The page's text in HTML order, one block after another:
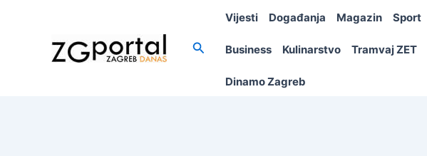
Search
Vijesti Događanja Magazin Sport
Business Kulinarstvo Tramvaj ZET
Dinamo Zagreb